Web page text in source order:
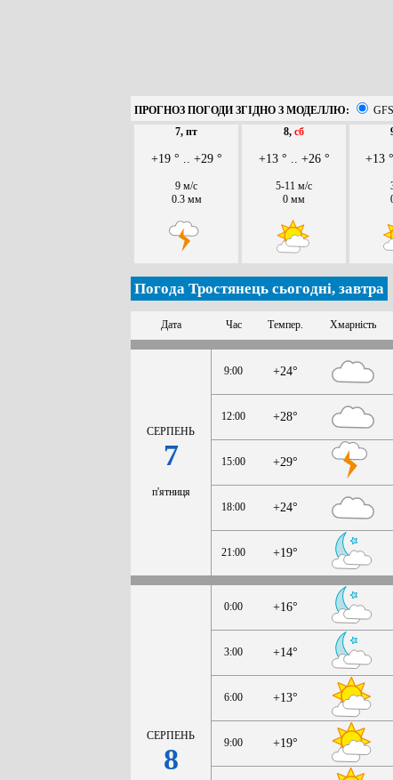
ПРОГНОЗ ПОГОДИ ЗГІДНО З МОДЕЛЛЮ: GFS
7, пт
+19 ° .. +29 °
9 м/с
0.3 мм
8, сб
+13 ° .. +26 °
5-11 м/с
0 мм
+13
Погода Тростянець сьогодні, завтра
Дата Час Темпер. Хмарність
СЕРПЕНЬ
7
п'ятниця
9:00 +24°
12:00 +28°
15:00 +29°
18:00 +24°
21:00 +19°
СЕРПЕНЬ
8
0:00 +16°
3:00 +14°
6:00 +13°
9:00 +19°